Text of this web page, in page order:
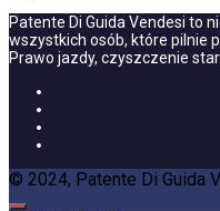
Patente Di Guida Vendesi to
wszystkich osób, które pilnie
Prawo jazdy, czyszczenie
© 2024, Patente Di Guida